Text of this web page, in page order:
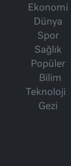
Ekonomi
Dünya
Spor
Sağlık
Popüler
Bilim
Teknoloji
Gezi